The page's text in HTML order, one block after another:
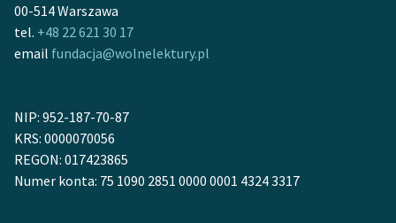
Regulamin biblioteki
Dane fundacji i
Regulamin darowizn
Informacja o treściach
wrażliwych
00-514 Warszawa
tel. +48 22 621 30 17
email fundacja@wolnelektury.pl
NIP: 952-187-70-87
KRS: 0000070056
REGON: 017423865
Numer konta: 75 1090 2851 0000 0001 4324 3317